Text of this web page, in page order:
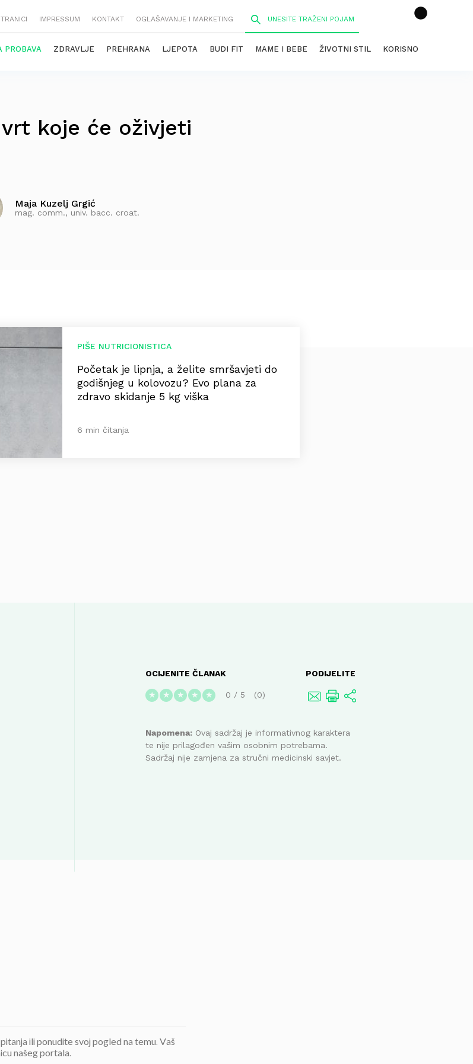
IMPRESSUM KONTAKT OGLAŠAVANJE I MARKETING
PROBAVA ZDRAVLJE PREHRANA LJEPOTA BUDI FIT MAME I BEBE ŽIVOTNI STIL KORISNO
koje će oživjeti
Maja Kuzelj Grgić
mag. comm., univ. bacc. croat.
PIŠE NUTRICIONISTICA
Početak je lipnja, a želite smršavjeti do
godišnjeg u kolovozu? Evo plana za
zdravo skidanje 5 kg viška
6 min čitanja
OCIJENITE ČLANAK
★ ★ ★ ★ ★ 0 / 5 0
PODIJELITE
Napomena: Ovaj sadržaj je informativnog karaktera
te nije prilagođen vašim osobnim potrebama.
Sadržaj nije zamjena za stručni medicinski savjet.
ili ponudite svoj pogled na temu. Vaš
našeg portala.